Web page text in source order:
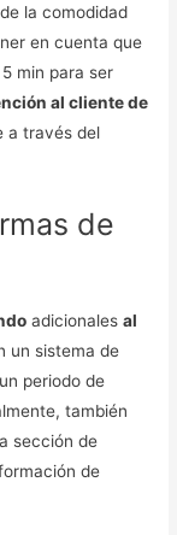
la comodidad
en cuenta que
min para ser
al cliente de
a través del
de
adicionalesal
un sistema de
periodo de
también
sección de
de